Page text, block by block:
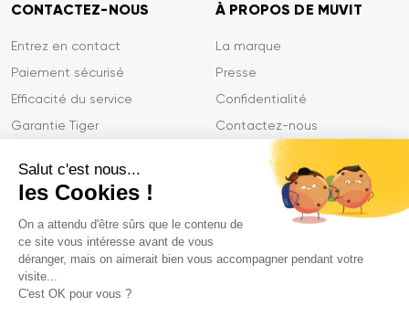
Salut c'est nous...
les Cookies !
On a attendu d'être sûrs que le contenu de
ce site vous intéresse avant de vous
déranger, mais on aimerait bien vous accompagner pendant votre
visite...
C'est OK pour vous ?
CONTACTEZ-NOUS
Entrez en contact
Paiement sécurisé
Efficacité du service
Garantie Tiger
À PROPOS DE MUVIT
La marque
Presse
Confidentialité
Contactez-nous
Mentions légales
Déclarations de conformité